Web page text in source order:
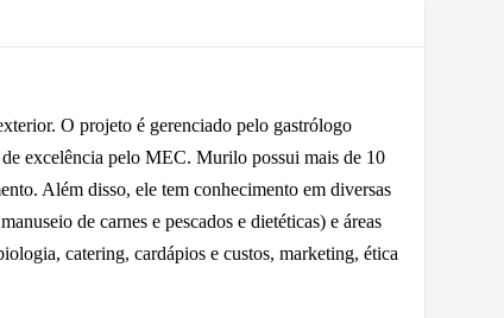
O projeto é gerenciado pelo gastrólogo
excelência pelo MEC. Murilo possui mais de 10
Além disso, ele tem conhecimento em diversas
de carnes e pescados e dietéticas) e áreas
catering, cardápios e custos, marketing, ética